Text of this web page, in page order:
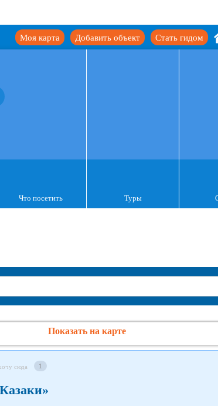
Стать гидом
Добавить объект
Моя карта
Что посетить Туры
Показать на карте
сюда 1